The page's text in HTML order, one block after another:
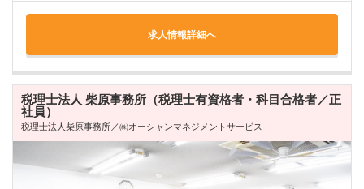
求人情報詳細へ
税理士法人 柴原事務所（税理士有資格者・科目合格者／正
社員）
税理士法人柴原事務所／㈱オーシャンマネジメントサービス